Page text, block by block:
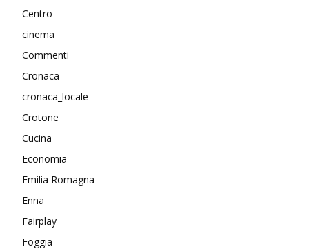
Centro
cinema
Commenti
Cronaca
cronaca_locale
Crotone
Cucina
Economia
Emilia Romagna
Enna
Fairplay
Foggia